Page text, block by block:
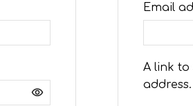
Email
A link to
address.